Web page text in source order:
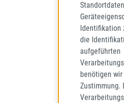
39,69 €
Preise inkl.
Identifikation
die
aufgeführten
benötigen wir
Zustimmung.